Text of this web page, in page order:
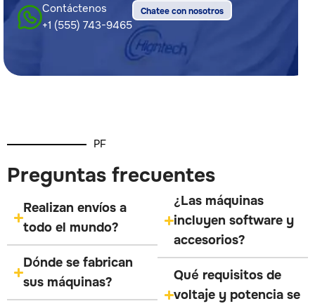
Contáctenos
+1 (555) 743-9465
Chatee con nosotros
PF
Preguntas frecuentes
Realizan envíos a
todo el mundo?
Dónde se fabrican
sus máquinas?
¿Las máquinas
incluyen software y
accesorios?
Qué requisitos de
voltaje y potencia se